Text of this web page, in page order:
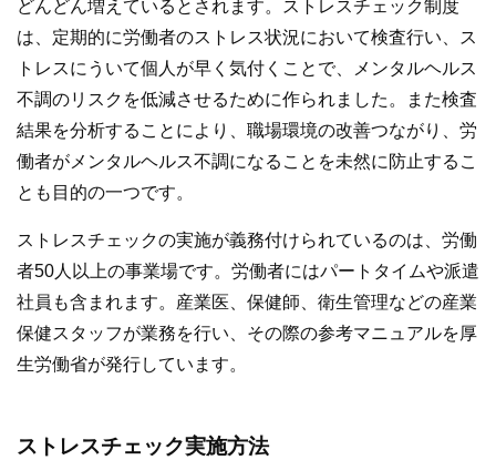
どんどん増えているとされます。ストレスチェック制度
は、定期的に労働者のストレス状況において検査行い、ス
トレスにういて個人が早く気付くことで、メンタルヘルス
不調のリスクを低減させるために作られました。また検査
結果を分析することにより、職場環境の改善つながり、労
働者がメンタルヘルス不調になることを未然に防止するこ
とも目的の一つです。
ストレスチェックの実施が義務付けられているのは、労働
者50人以上の事業場です。労働者にはパートタイムや派遣
社員も含まれます。産業医、保健師、衛生管理などの産業
保健スタッフが業務を行い、その際の参考マニュアルを厚
生労働省が発行しています。
ストレスチェック実施方法